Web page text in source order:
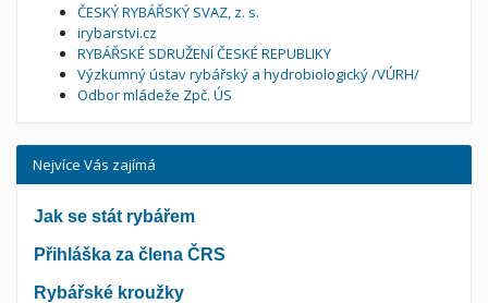
ČESKÝ RYBÁŘSKÝ SVAZ, z. s.
irybarstvi.cz
RYBÁŘSKÉ SDRUŽENÍ ČESKÉ REPUBLIKY
Výzkumný ústav rybářský a hydrobiologický /VÚRH/
Odbor mládeže Zpč. ÚS
Nejvíce Vás zajímá
Jak se stát rybářem
Přihláška za člena ČRS
Rybářské kroužky